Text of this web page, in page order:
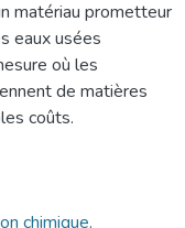
matériau prometteur
eaux usées
où les
de matières
coûts.
chimique,